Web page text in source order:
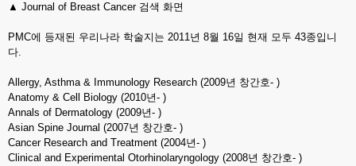
▲ Journal of Breast Cancer 검색 화면
PMC에 등재된 우리나라 학술지는 2011년 8월 16일 현재 모두 43종입니
다.
Allergy, Asthma & Immunology Research (2009년 창간호- )
Anatomy & Cell Biology (2010년- )
Annals of Dermatology (2009년- )
Asian Spine Journal (2007년 창간호- )
Cancer Research and Treatment (2004년- )
Clinical and Experimental Otorhinolaryngology (2008년 창간호- )